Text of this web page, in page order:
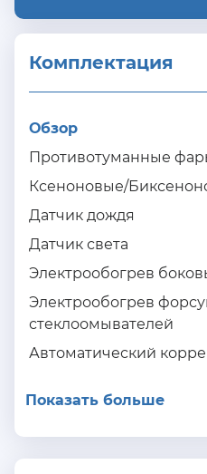
Комплектация
Обзор
Противотуманные
Ксеноновые/
Датчик дождя
Датчик света
Электрообогрев
Электрообогрев
стеклоомывателей
Автоматический
Показать больше